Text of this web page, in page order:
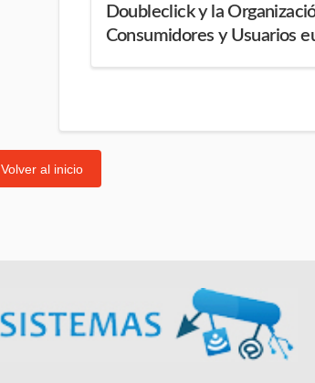
Doubleclick y la
Consumidores y Usuarios
Volver al inicio